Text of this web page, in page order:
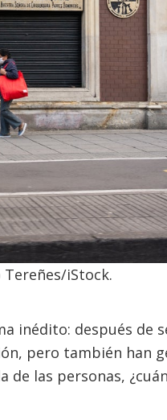
iStock.
inédito: después de
pero también han
de las personas,